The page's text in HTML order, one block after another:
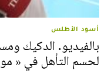
أسود الأطلس
بالفيديو. الدكيك
لحسم التأهل في «